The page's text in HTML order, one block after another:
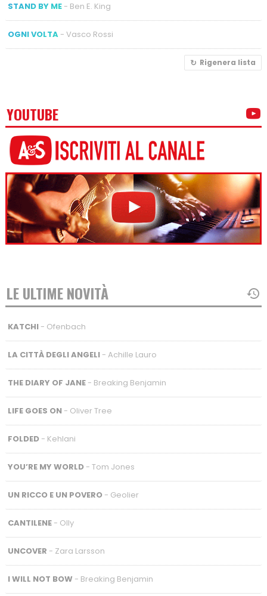
STAND BY ME- Ben E. King
OGNI VOLTA- Vasco Rossi
Rigenera lista
YOUTUBE
LE ULTIME NOVITÀ
KATCHI- Ofenbach
LA CITTÀ DEGLI ANGELI- Achille Lauro
THE DIARY OF JANE- Breaking Benjamin
LIFE GOES ON- Oliver Tree
FOLDED- Kehlani
YOU’RE MY WORLD- Tom Jones
UN RICCO E UN POVERO- Geolier
CANTILENE- Olly
UNCOVER - Zara Larsson
I WILL NOT BOW - Breaking Benjamin